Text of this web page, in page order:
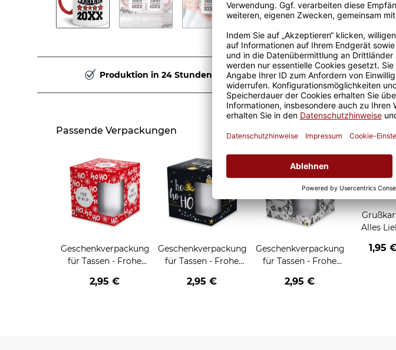
Produktion in 24 Stunden Sicherer Kauf Auf
Passende Verpackungen
Geschenkverpackung
für Tassen - Frohe
HO HO - rot
2,95 €
Geschenkverpackung
für Tassen - Frohe
HO HO - schwarz
2,95 €
Geschenkverpackung
für Tassen - Frohe
Rentier
2,95 €
Alles
1,95